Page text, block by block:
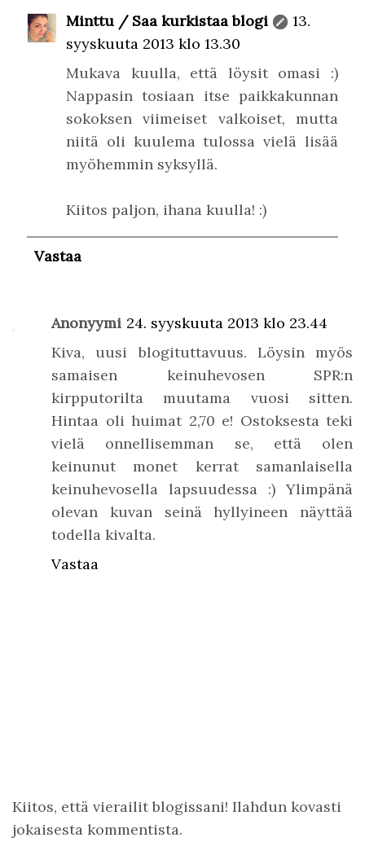
Minttu / Saa kurkistaa blogi
13.
syyskuuta 2013 klo 13.30
Mukava kuulla, että löysit omasi :)
Nappasin tosiaan itse paikkakunnan
sokoksen viimeiset valkoiset, mutta
niitä oli kuulema tulossa vielä lisää
myöhemmin syksyllä.
Kiitos paljon, ihana kuulla! :)
Vastaa
Anonyymi 24. syyskuuta 2013 klo 23.44
Kiva, uusi blogituttavuus. Löysin myös
samaisen keinuhevosen SPR:n
kirpputorilta muutama vuosi sitten.
Hintaa oli huimat 2,70 e! Ostoksesta teki
vielä onnellisemman se, että olen
keinunut monet kerrat samanlaisella
keinuhevosella lapsuudessa :) Ylimpänä
olevan kuvan seinä hyllyineen näyttää
todella kivalta.
Vastaa
Kiitos, että vierailit blogissani! Ilahdun kovasti
jokaisesta kommentista.